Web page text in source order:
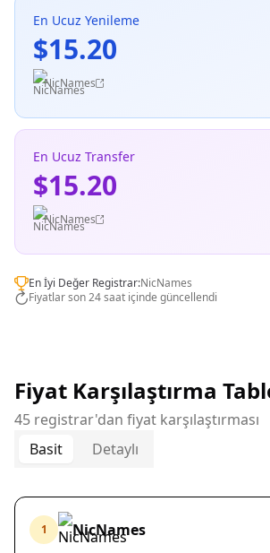
En Ucuz Yenileme
$15.20
NicNames
En Ucuz Transfer
$15.20
NicNames
En İyi Değer Registrar:NicNames
Fiyatlar son 24 saat içinde güncellendi
Fiyat Karşılaştırma
45 registrar'dan fiyat karşılaştırması
Basit
Detaylı
1 NicNames